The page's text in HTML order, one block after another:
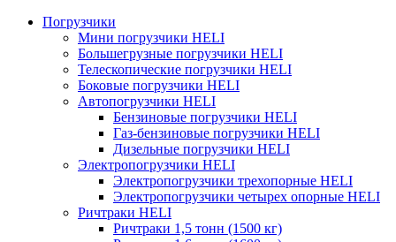
Погрузчики
Мини погрузчики HELI
Большегрузные погрузчики HELI
Телескопические погрузчики HELI
Боковые погрузчики HELI
Автопогрузчики HELI
Бензиновые погрузчики HELI
Газ-бензиновые погрузчики HELI
Дизельные погрузчики HELI
Электропогрузчики HELI
Электропогрузчики трехопорные HELI
Электропогрузчики четырех опорные HELI
Ричтраки HELI
Ричтраки 1,5 тонн (1500 кг)